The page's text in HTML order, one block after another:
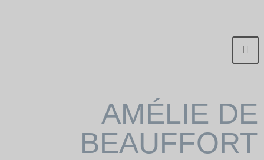
AMÉLIE DE
BEAUFFORT